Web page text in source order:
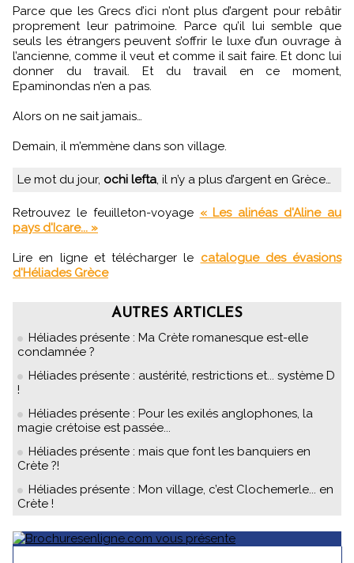
Parce que les Grecs d’ici n’ont plus d’argent pour rebâtir
proprement leur patrimoine. Parce qu’il lui semble que
seuls les étrangers peuvent s’offrir le luxe d’un ouvrage à
l’ancienne, comme il veut et comme il sait faire. Et donc lui
donner du travail. Et du travail en ce moment,
Epaminondas n’en a pas.
Alors on ne sait jamais…
Demain, il m’emmène dans son village.
Le mot du jour, ochi lefta, il n’y a plus d’argent en Grèce…
Retrouvez le feuilleton-voyage « Les alinéas d'Aline au
pays d'Icare... »
Lire en ligne et télécharger le catalogue des évasions
d'Héliades Grèce
AUTRES ARTICLES
Héliades présente : Ma Crète romanesque est-elle
condamnée ?
Héliades présente : austérité, restrictions et... système D
!
Héliades présente : Pour les exilés anglophones, la
magie crétoise est passée...
Héliades présente : mais que font les banquiers en
Crète ?!
Héliades présente : Mon village, c’est Clochemerle... en
Crète !